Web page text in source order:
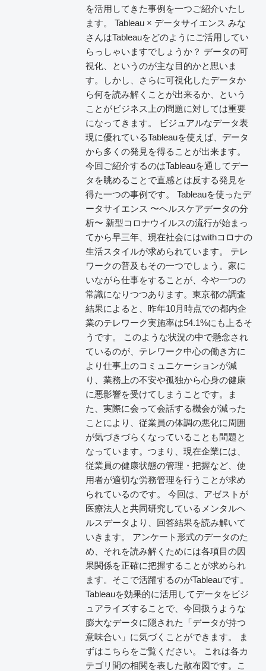
を活用してきた事例を一つご紹介いたし
ます。 Tableau × データサイエンス みな
さんはTableauをどのようにご活用してい
らっしゃいますでしょうか？ データの可
視化、というのが主な目的かと思いま
す。しかし、さらに可視化したデータか
ら何を読み解くことが出来るか、という
ことがビジネス上の問題に対しては重要
になってきます。 ビジュアルなデータ表
現に優れているTableauを使えば、データ
から多くの発見を得ることが出来ます。
今回ご紹介するのはTableauを通してデー
タを眺めることで直感とは反する発見を
得た一つの事例です。 Tableauを使ったデ
ータサイエンス 〜ヘルスケアデータの分
析〜 新型コロナウイルスの流行が始まっ
てから早三年、現在社会にはwithコロナの
生活スタイルが求められています。 テレ
ワークの普及もその一つでしょう。家に
いながら仕事をすることが、今や一つの
常識になりつつあります。東京都の調査
結果によると、昨年10月時点での都内企
業のテレワーク実施率は54.1%にも上るそ
うです。 このような状況の中で懸念され
ているのが、テレワーク中心の働き方に
より仕事上のコミュニケーションが減
り、業務上の不安や孤独から心身の健康
に悪影響を受けてしまうことです。ま
た、実際に会って会話する機会が減った
ことにより、従業員の体調の悪化に周囲
が気づきづらくなっていることも問題と
なっています。つまり、現在企業には、
従業員の健康状態の管理・把握など、使
用者が適切な労務管理を行うことが求め
られているのです。 今回は、アゼストが
医療法人と共同研究しているメンタルヘ
ルスデータより、回答結果を読み解いて
いきます。 アンケート形式のデータのた
め、それを読み解くためには各項目の因
果関係を正確に把握することが求められ
ます。そこで活躍するのがTableauです。
Tableauを効果的に活用してデータをビジ
ュアライズすることで、今回扱うような
膨大なデータに隠された「データが持つ
意味合い」に気づくことができます。 ま
ずはこちらをご覧ください。 これは各カ
テゴリ間の相関を表した散布図です。こ